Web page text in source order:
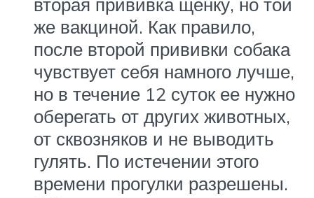
же вакциной. Как правило,
после второй прививки собака
чувствует себя намного лучше,
но в течение 12 суток ее нужно
оберегать от других животных,
от сквозняков и не выводить
гулять. По истечении этого
времени прогулки разрешены.